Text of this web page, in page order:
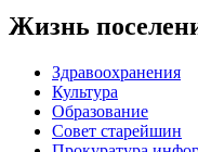
Жизнь
Здравоохранения
Культура
Образование
Совет старейшин